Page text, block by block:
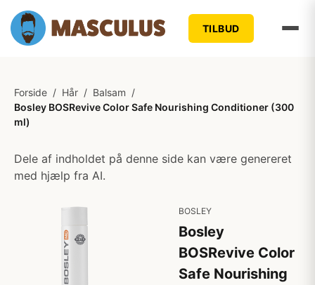
TILBUD
Forside / Hår / Balsam /
Bosley BOSRevive Color Safe Nourishing Conditioner (300
ml)
Dele af indholdet på denne side kan være genereret
med hjælp fra AI.
BOSLEY
Bosley
BOSRevive Color
Safe Nourishing